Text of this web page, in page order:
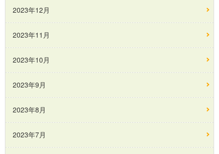
2023年12月
2023年11月
2023年10月
2023年9月
2023年8月
2023年7月